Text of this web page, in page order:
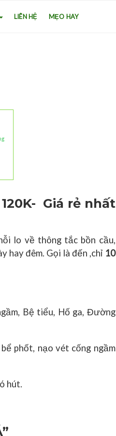
LIÊN HỆ MẸO HAY
Giá rẻ nhất
lo về thông tắc bồn cầu,
hay đêm. Gọi là đến ,chỉ 10
Bệ tiểu, Hố ga, Đường
phốt, nạo vét cống ngầm
hút.